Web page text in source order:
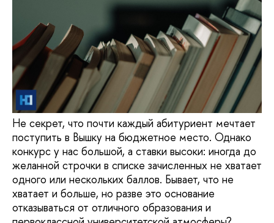
Не секрет, что почти каждый абитуриент мечтает
поступить в Вышку на бюджетное место. Однако
конкурс у нас большой, а ставки высоки: иногда до
желанной строчки в списке зачисленных не хватает
одного или нескольких баллов. Бывает, что не
хватает и больше, но разве это основание
отказываться от отличного образования и